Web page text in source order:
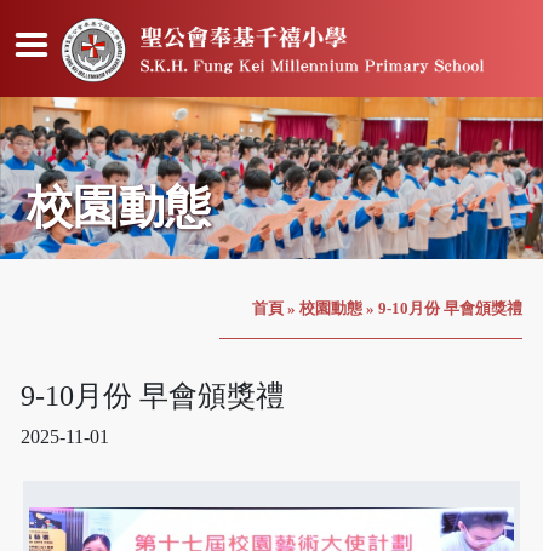
校園動態
首頁 » 校園動態 » 9-10月份 早會頒獎禮
9-10月份 早會頒獎禮
2025-11-01